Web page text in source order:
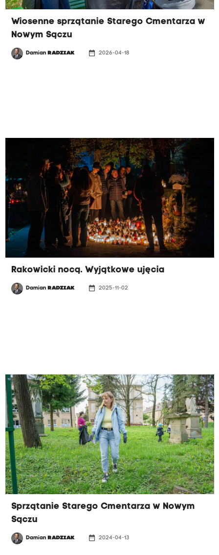
Wiosenne sprzątanie Starego Cmentarza w
Nowym Sączu
Damian RADZIAK date_range 2026-04-18
Rakowicki nocą. Wyjątkowe ujęcia
Damian RADZIAK date_range 2025-11-02
Sprzątanie Starego Cmentarza w Nowym
Sączu
Damian RADZIAK date_range 2024-04-13